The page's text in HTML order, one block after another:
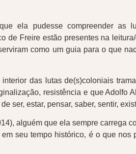
ela pudesse compreender
Freire estão presentes na
como um guia para o que
das lutas de(s)coloniais
resistência e que Adolfo
ser, estar, pensar, saber, sentir,
alguém que ela sempre carrega
seu tempo histórico, é o que